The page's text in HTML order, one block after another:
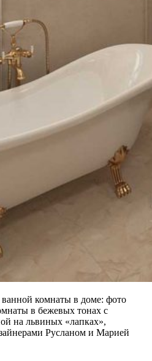
комнаты в доме: фото
в бежевых тонах с
на львиных «лапках»,
Русланом и Марией